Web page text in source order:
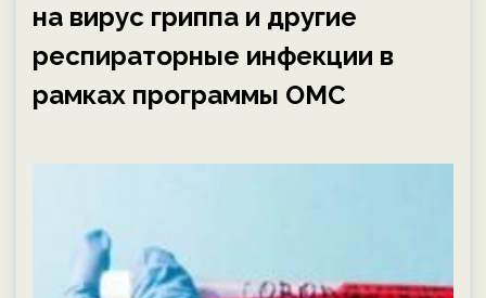
на вирус гриппа и другие
респираторные инфекции в
рамках программы ОМС